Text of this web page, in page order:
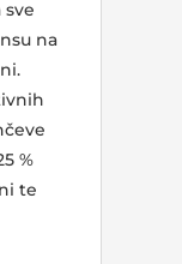
sve
na
%
te